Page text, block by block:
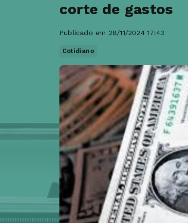
corte de gastos
Publicado em 28/11/2024 17:43
Cotidiano